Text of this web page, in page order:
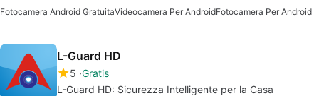
Fotocamera Android GratuitaVideocamera Per AndroidFotocamera Per Android
L-Guard HD
5 Gratis
L-Guard HD: Sicurezza Intelligente per la Casa